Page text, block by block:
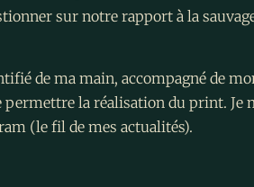
sur notre rapport à la
de ma main, accompagné de
la réalisation du print. Je
(le fil de mes actualités).